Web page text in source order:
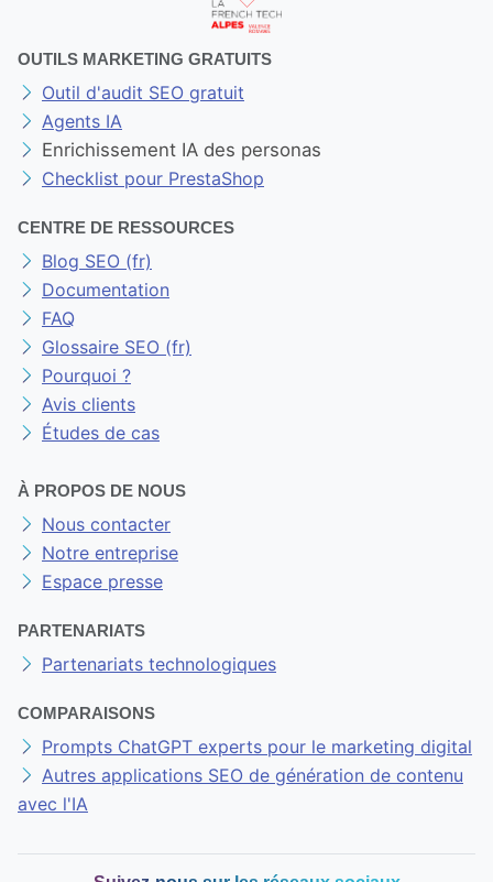
OUTILS MARKETING GRATUITS
Outil d'audit SEO gratuit
Agents IA
Enrichissement IA des personas
Checklist pour PrestaShop
CENTRE DE RESSOURCES
Blog SEO (fr)
Documentation
FAQ
Glossaire SEO (fr)
Pourquoi ?
Avis clients
Études de cas
À PROPOS DE NOUS
Nous contacter
Notre entreprise
Espace presse
PARTENARIATS
Partenariats technologiques
COMPARAISONS
Prompts ChatGPT experts pour le marketing digital
Autres applications SEO de génération de contenu
avec l'IA